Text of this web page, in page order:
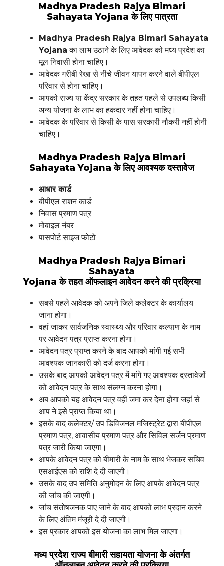
Madhya Pradesh Rajya Bimari
Sahayata Yojana के लिए पात्रता
Madhya Pradesh Rajya Bimari Sahayata
Yojana का लाभ उठाने के लिए आवेदक को मध्य प्रदेश का
मूल निवासी होना चाहिए।
आवेदक गरीबी रेखा से नीचे जीवन यापन करने वाले बीपीएल
परिवार से होना चाहिए।
आपको राज्य या केंद्र सरकार के तहत पहले से उपलब्ध किसी
अन्य योजना के लाभ का हकदार नहीं होना चाहिए।
आवेदक के परिवार से किसी के पास सरकारी नौकरी नहीं होनी
चाहिए।
Madhya Pradesh Rajya Bimari
Sahayata Yojana के लिए आवश्यक दस्तावेज
आधार कार्ड
बीपीएल राशन कार्ड
निवास प्रमाण पत्र
मोबाइल नंबर
पासपोर्ट साइज फोटो
Madhya Pradesh Rajya Bimari
Sahayata
Yojana के तहत ऑफलाइन आवेदन करने की प्रक्रिया
सबसे पहले आवेदक को अपने जिले कलेक्टर के कार्यालय
जाना होगा।
वहां जाकर सार्वजनिक स्वास्थ्य और परिवार कल्याण के नाम
पर आवेदन पत्र प्राप्त करना होगा।
आवेदन पत्र प्राप्त करने के बाद आपको मांगी गई सभी
आवश्यक जानकारी को दर्ज करना होगा।
उसके बाद आपको आवेदन पत्र में मांगे गए आवश्यक दस्तावेजों
को आवेदन पत्र के साथ संलग्न करना होगा।
अब आपको यह आवेदन पत्र वहीं जमा कर देना होगा जहां से
आप ने इसे प्राप्त किया था।
इसके बाद कलेक्टर/ उप डिविजनल मजिस्ट्रेट द्वारा बीपीएल
प्रमाण पत्र, आवासीय प्रमाण पत्र और सिविल सर्जन प्रमाण
पत्र जारी किया जाएगा।
आपके आवेदन पत्र को बीमारी के नाम के साथ भेजकर सचिव
एसआईएस को राशि दे दी जाएगी।
उसके बाद उप समिति अनुमोदन के लिए आपके आवेदन पत्र
की जांच की जाएगी।
जांच संतोषजनक पाए जाने के बाद आपको लाभ प्रदान करने
के लिए अंतिम मंजूरी दे दी जाएगी।
इस प्रकार आपको इस योजना का लाभ मिल जाएगा।
मध्य प्रदेश राज्य बीमारी सहायता योजना के अंतर्गत